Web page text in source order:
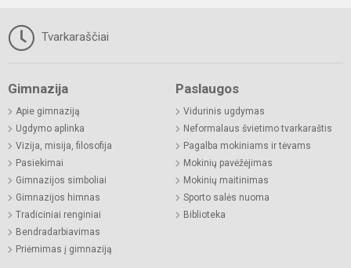
Tvarkaraščiai
Gimnazija
Apie gimnaziją
Ugdymo aplinka
Vizija, misija, filosofija
Pasiekimai
Gimnazijos simboliai
Gimnazijos himnas
Tradiciniai renginiai
Bendradarbiavimas
Priėmimas į gimnaziją
Paslaugos
Vidurinis ugdymas
Neformalaus švietimo tvarkaraštis
Pagalba mokiniams ir tėvams
Mokinių pavėžėjimas
Mokinių maitinimas
Sporto salės nuoma
Biblioteka